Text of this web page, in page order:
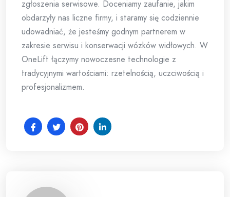
zgłoszenia serwisowe. Doceniamy zaufanie, jakim
obdarzyły nas liczne firmy, i staramy się codziennie
udowadniać, że jesteśmy godnym partnerem w
zakresie serwisu i konserwacji wózków widłowych. W
OneLift łączymy nowoczesne technologie z
tradycyjnymi wartościami: rzetelnością, uczciwością i
profesjonalizmem.